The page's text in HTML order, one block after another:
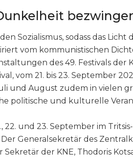
Sozialismus, sodass das Licht
vom kommunistischen
des 49. Festivals der
vom 21. bis 23. September
und August zudem in vielen
politische und kulturelle
22. und 23. September im
Generalsekretär des
Sekretär der KNE, Thodoris